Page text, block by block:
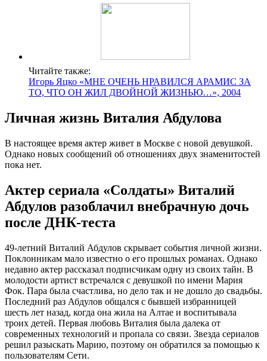
Читайте также:
Игорь Яцко «МНЕ ОЧЕНЬ НРАВИЛСЯ АРАМИС ЗА
ТО, ЧТО ОН ЖИЛ ДВОЙНОЙ ЖИЗНЬЮ…», 2004
Личная жизнь Виталия Абдулова
В настоящее время актер живет в Москве с новой девушкой.
Однако новых сообщений об отношениях двух знаменитостей
пока нет.
Актер сериала «Солдаты» Виталий
Абдулов разоблачил внебрачную дочь
после ДНК-теста
49-летний Виталий Абдулов скрывает события личной жизни.
Поклонникам мало известно о его прошлых романах. Однако
недавно актер рассказал подписчикам одну из своих тайн. В
молодости артист встречался с девушкой по имени Мария
Фок. Пара была счастлива, но дело так и не дошло до свадьбы.
Последний раз Абдулов общался с бывшей избранницей
шесть лет назад, когда она жила на Алтае и воспитывала
троих детей. Первая любовь Виталия была далека от
современных технологий и пропала со связи. Звезда сериалов
решил разыскать Марию, поэтому он обратился за помощью к
пользователям Сети.